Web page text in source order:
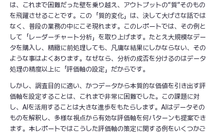
は、これまで困難だった壁を乗り越え、アウトプットの“質”そのもの
を飛躍させることです。この「質的変化」は、決して大げさな話では
なく、普段の業務の中にこそ現れます。このレポートでは、その例と
して「レーダーチャート分析」を取り上げます。たとえ大規模なデー
タを購入し、精緻に前処理しても、凡庸な結果にしかならない、その
ような事はよくあります。なぜなら、分析の成否を分けるのはデータ
処理の精度以上に「評価軸の設定」だからです。
しかし、調査目的に適い、かつデータから本質的な価値を引き出す評
価軸を設定することは、これまで非常に困難でした。この課題に対
し、AIを活用することは大きな進歩をもたらします。AIはデータその
ものを解釈し、多様な視点から有効な評価軸を何パターンも提案でき
ます。本レポートではこうした評価軸の策定に関する例をいくつかご